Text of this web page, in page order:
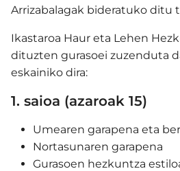
Arrizabalagak bideratuko ditu
Ikastaroa Haur eta Lehen
dituzten gurasoei zuzenduta
eskainiko dira:
1. saioa (azaroak 15)
Umearen garapena eta
Nortasunaren garapena
Gurasoen hezkuntza